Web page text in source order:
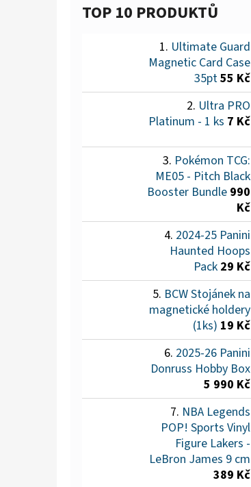
TOP 10 PRODUKTŮ
Ultimate Guard
Magnetic Card Case
35pt55 Kč
Ultra PRO
Platinum - 1 ks 7 Kč
Pokémon TCG:
ME05 - Pitch Black
Booster Bundle 990
Kč
2024-25 Panini
Haunted Hoops
Pack 29 Kč
BCW Stojánek na
magnetické holdery
(1ks) 19 Kč
2025-26 Panini
Donruss Hobby Box
5 990 Kč
NBA Legends
POP! Sports Vinyl
Figure Lakers -
LeBron James 9 cm
389 Kč